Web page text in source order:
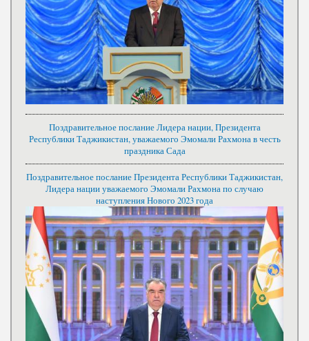
Поздравительное послание Лидера нации, Президента
Республики Таджикистан, уважаемого Эмомали Рахмона в честь
праздника Сада
Поздравительное послание Президента Республики Таджикистан,
Лидера нации уважаемого Эмомали Рахмона по случаю
наступления Нового 2023 года